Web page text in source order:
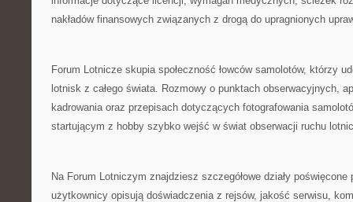
nakładów finansowych związanych z drogą do upragnionych
Forum Lotnicze skupia społeczność łowców samolotów, którzy
lotnisk z całego świata. Rozmowy o punktach obserwacyjnych,
kadrowania oraz przepisach dotyczących fotografowania
startującym z hobby szybko wejść w świat obserwacji ruchu
Na Forum Lotniczym znajdziesz szczegółowe działy
użytkownicy opisują doświadczenia z rejsów, jakość serwisu,